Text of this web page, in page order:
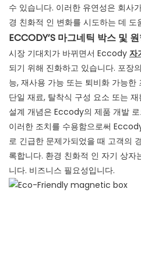
수 있습니다. 이러한 유연성은 회사
경 친화적 인 변화를 시도하는 데 도
ECCODY’S 마그네틱 박스 및
시장 기대치가 바뀌면서 Eccody 자
되기 위해 진화하고 있습니다. 포장
능, 재사용 가능 또는 퇴비화 가능한
단일 재료, 탈착식 구성 요소 또는
설계 개념은 Eccody의 제품 개발
이러한 조치를 수용함으로써
로 긴급한 문제가되었을 때 고객의
록합니다. 환경 친화적 인 자기 상자
니다. 비즈니스 필요성입니다.